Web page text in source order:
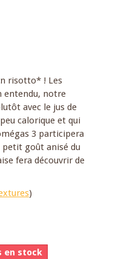
risotto* ! Les
entendu, notre
avec le jus de
calorique et qui
3 participera
petit goût anisé du
fera découvrir de
)
en stock